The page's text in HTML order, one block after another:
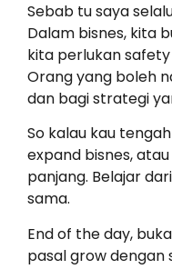
Sebab tu saya
Dalam bisnes, kita
kita perlukan
Orang yang boleh
dan bagi strategi
So kalau kau
expand bisnes,
panjang. Belajar
sama.
End of the day,
pasal grow dengan